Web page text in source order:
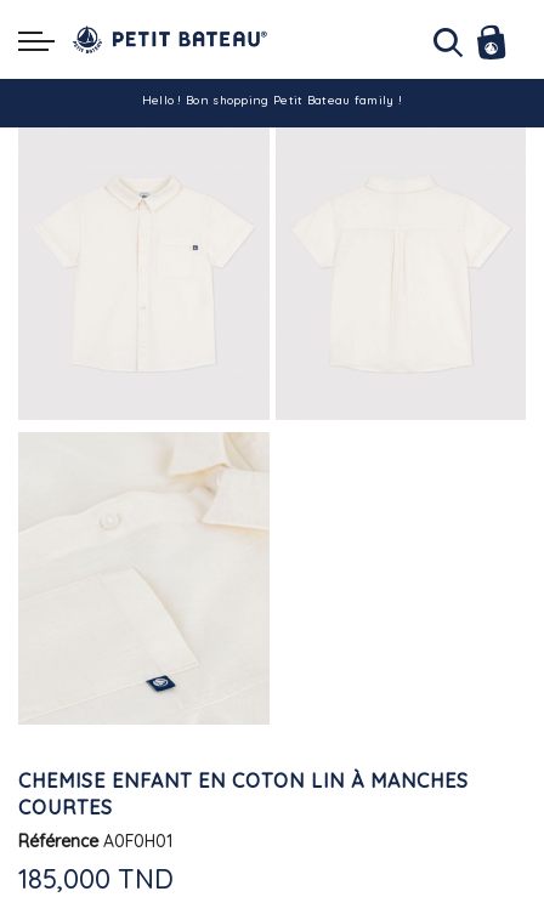
Hello ! Bon shopping Petit Bateau family !
La livraison est assurée partout en Tunisie !
-10% pour tout paiement par carte bancaire (hors promo)
CHEMISE ENFANT EN COTON LIN À MANCHES
COURTES
Référence A0F0H01
185,000 TND